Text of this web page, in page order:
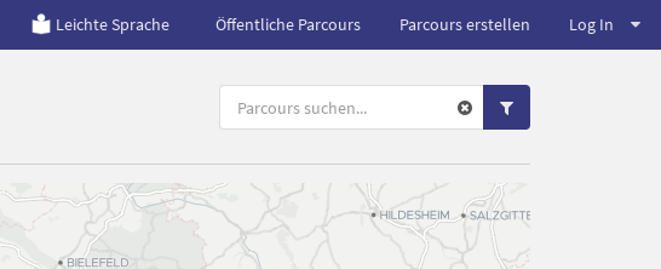
Leichte Sprache Öffentliche Parcours Parcours erstellen Log In